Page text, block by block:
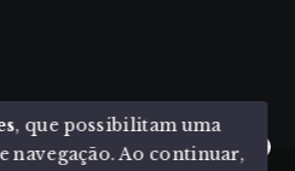
, que possibilitam uma
navegação.Ao continuar,